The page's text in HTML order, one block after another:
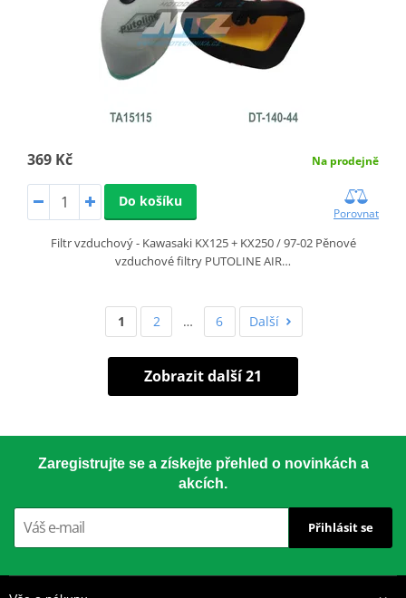
369 Kč Na prodejně
Do košíku
Porovnat
Filtr vzduchový - Kawasaki KX125 + KX250 / 97-02 Pěnové
vzduchové filtry PUTOLINE AIR…
1 2 … 6 Další
Zobrazit další 21
Zaregistrujte se a získejte přehled o novinkách a
akcích.
Přihlásit se